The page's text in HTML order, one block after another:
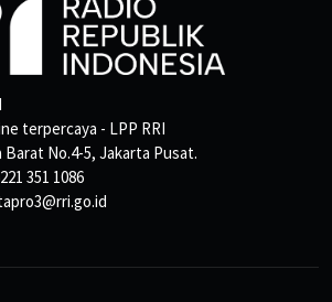
terpercaya - LPP RRI
Barat No.4-5, Jakarta Pusat.
351 1086